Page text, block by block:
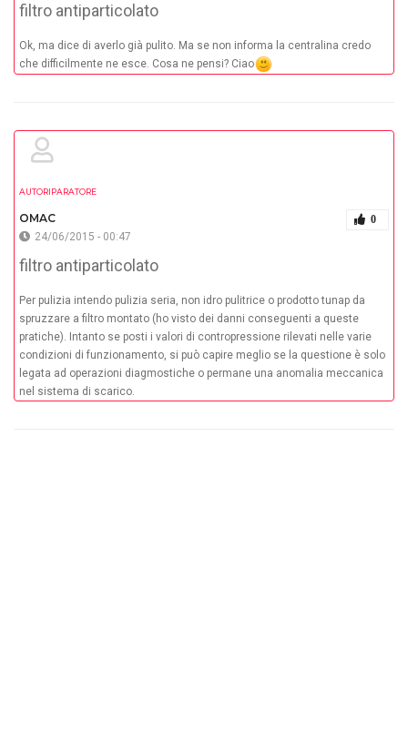
filtro antiparticolato
Ok, ma dice di averlo già pulito. Ma se non informa la centralina credo
che difficilmente ne esce. Cosa ne pensi? Ciao
AUTORIPARATORE
OMAC 0
24/06/2015 - 00:47
filtro antiparticolato
Per pulizia intendo pulizia seria, non idro pulitrice o prodotto tunap da
spruzzare a filtro montato (ho visto dei danni conseguenti a queste
pratiche). Intanto se posti i valori di contropressione rilevati nelle varie
condizioni di funzionamento, si può capire meglio se la questione è solo
legata ad operazioni diagmostiche o permane una anomalia meccanica
nel sistema di scarico.